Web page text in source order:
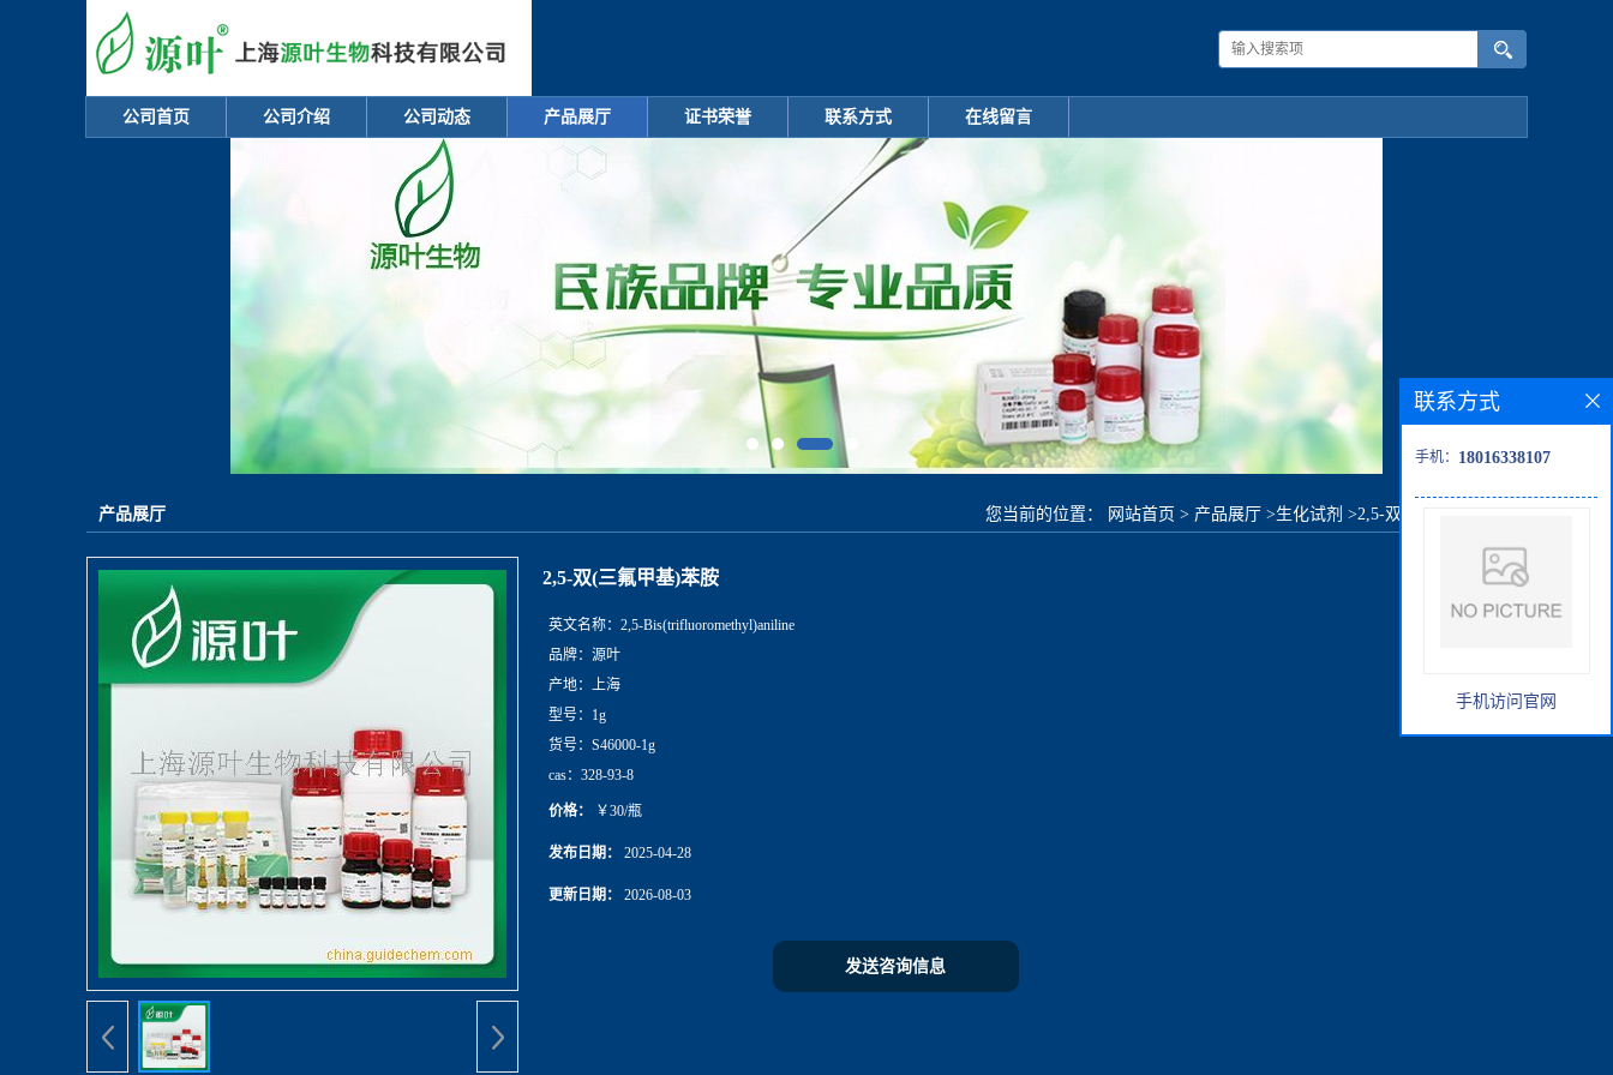
公司首页 公司介绍 公司动态 产品展厅 证书荣誉 联系方式 在线留言
产品展厅 您当前的位置： 网站首页 > 产品展厅 >生化试剂 >2,5-双(三氟甲基)苯胺
2,5-双(三氟甲基)苯胺
英文名称： 2,5-Bis(trifluoromethyl)aniline
品牌： 源叶
产地： 上海
型号： 1g
货号： S46000-1g
cas： 328-93-8
价格： ￥30/瓶
发布日期： 2025-04-28
更新日期： 2026-08-03
发送咨询信息
联系方式
手机： 18016338107
手机访问官网